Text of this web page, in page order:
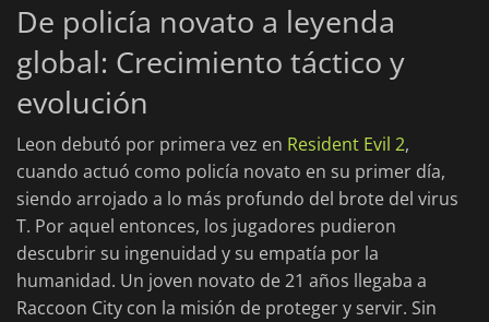
De policía novato a leyenda
global: Crecimiento táctico y
evolución
Leon debutó por primera vez en Resident Evil 2,
cuando actuó como policía novato en su primer día,
siendo arrojado a lo más profundo del brote del virus
T. Por aquel entonces, los jugadores pudieron
descubrir su ingenuidad y su empatía por la
humanidad. Un joven novato de 21 años llegaba a
Raccoon City con la misión de proteger y servir. Sin